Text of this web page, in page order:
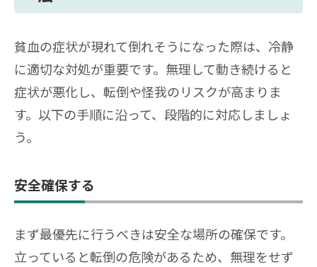
貧血の症状が現れて倒れそうになった際は、冷静
に適切な対処が重要です。無理して動き続けると
症状が悪化し、転倒や怪我のリスクが高まりま
す。以下の手順に沿って、段階的に対応しましょ
う。
安全確保する
まず最優先に行うべきは安全な場所の確保です。
立っていると転倒の危険があるため、無理をせず